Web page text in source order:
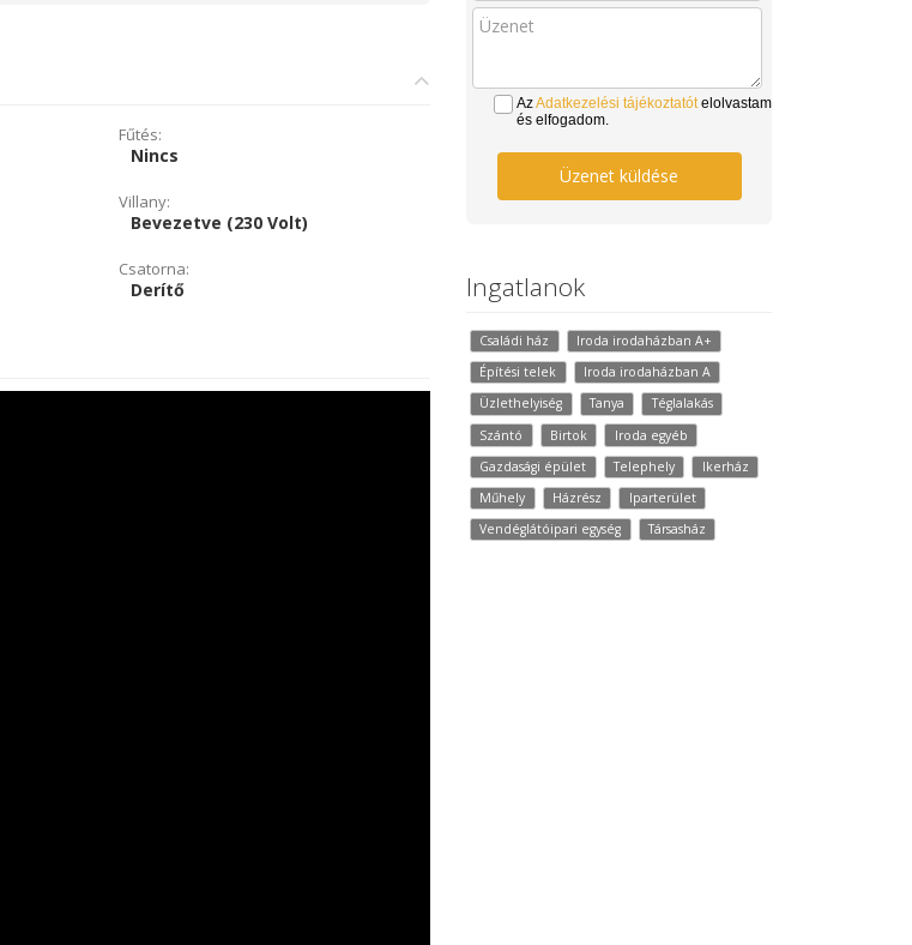
Fűtés:
Nincs
Villany:
Bevezetve (230 Volt)
Csatorna:
Derítő
AzAdatkezelési tájékoztatótelolvastam
és elfogadom.
Üzenet küldése
Ingatlanok
Családi ház
Iroda irodaházban A+
Építési telek
Iroda irodaházban A
Üzlethelyiség
Tanya
Téglalakás
Szántó
Birtok
Iroda egyéb
Gazdasági épület
Telephely
Ikerház
Műhely
Házrész
Iparterület
Vendéglátóipari egység
Társasház